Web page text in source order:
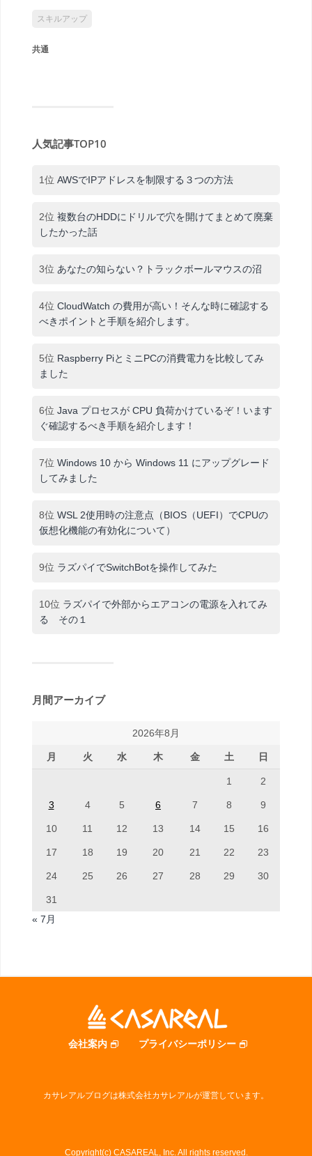
スキルアップ
共通
人気記事TOP10
1位 AWSでIPアドレスを制限する３つの方法
2位 複数台のHDDにドリルで穴を開けてまとめて廃棄
したかった話
3位 あなたの知らない？トラックボールマウスの沼
4位 CloudWatch の費用が高い！そんな時に確認する
べきポイントと手順を紹介します。
5位 Raspberry PiとミニPCの消費電力を比較してみ
ました
6位 Java プロセスが CPU 負荷かけているぞ！います
ぐ確認するべき手順を紹介します！
7位 Windows 10 から Windows 11 にアップグレード
してみました
8位 WSL 2使用時の注意点（BIOS（UEFI）でCPUの
仮想化機能の有効化について）
9位 ラズパイでSwitchBotを操作してみた
10位 ラズパイで外部からエアコンの電源を入れてみ
る その１
月間アーカイブ
2026年8月
月 火 水 木 金 土 日
1 2
3 4 5 6 7 8 9
10 11 12 13 14 15 16
17 18 19 20 21 22 23
24 25 26 27 28 29 30
31
« 7月
会社案内 プライバシーポリシー
カサレアルブログは株式会社カサレアルが運営しています。
Copyright(c) CASAREAL, Inc. All rights reserved.